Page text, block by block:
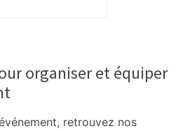
organiser et équiper
retrouvez nos